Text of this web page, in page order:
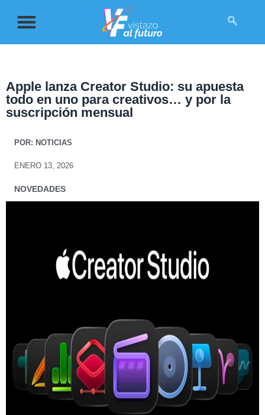
Apple lanza Creator Studio: su apuesta
todo en uno para creativos… y por la
suscripción mensual
POR: NOTICIAS
ENERO 13, 2026
NOVEDADES